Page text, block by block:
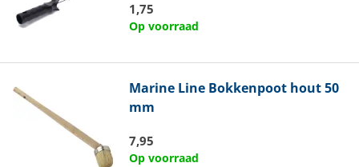
1,75
Op voorraad
Marine Line Bokkenpoot hout 50
mm
7,95
Op voorraad